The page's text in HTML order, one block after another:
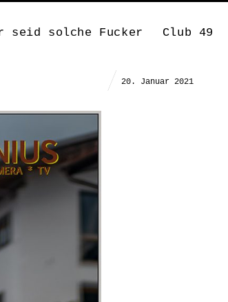
seid solche Fucker Club 49
20. Januar 2021